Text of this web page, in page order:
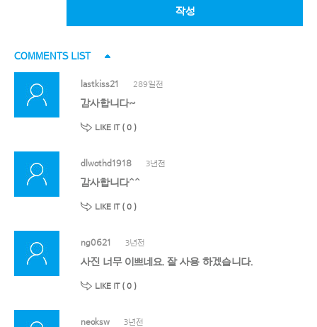
작성
COMMENTS LIST
lastkiss21 289일전
감사합니다~
LIKE IT ( 0 )
dlwothd1918 3년전
감사합니다^^
LIKE IT ( 0 )
ng0621 3년전
사진 너무 이쁘네요. 잘 사용 하겠습니다.
LIKE IT ( 0 )
neoksw 3년전